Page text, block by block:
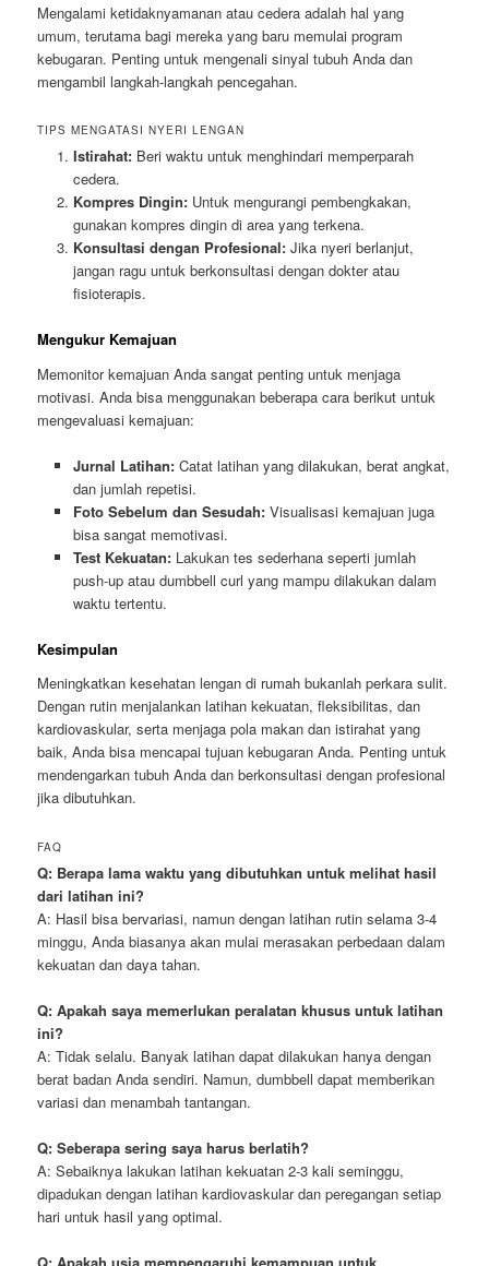
Mengalami ketidaknyamanan atau cedera adalah hal yang
umum, terutama bagi mereka yang baru memulai program
kebugaran. Penting untuk mengenali sinyal tubuh Anda dan
mengambil langkah-langkah pencegahan.
TIPS MENGATASI NYERI LENGAN
Istirahat:Beri waktu untuk menghindari memperparah
cedera.
Kompres Dingin:Untuk mengurangi pembengkakan,
gunakan kompres dingin di area yang terkena.
Konsultasi dengan Profesional:Jika nyeri berlanjut,
jangan ragu untuk berkonsultasi dengan dokter atau
fisioterapis.
Mengukur Kemajuan
Memonitor kemajuan Anda sangat penting untuk menjaga
motivasi. Anda bisa menggunakan beberapa cara berikut untuk
mengevaluasi kemajuan:
Jurnal Latihan:Catat latihan yang dilakukan, berat angkat,
dan jumlah repetisi.
Foto Sebelum dan Sesudah:Visualisasi kemajuan juga
bisa sangat memotivasi.
Test Kekuatan:Lakukan tes sederhana seperti jumlah
push-up atau dumbbell curl yang mampu dilakukan dalam
waktu tertentu.
Kesimpulan
Meningkatkan kesehatan lengan di rumah bukanlah perkara sulit.
Dengan rutin menjalankan latihan kekuatan, fleksibilitas, dan
kardiovaskular, serta menjaga pola makan dan istirahat yang
baik, Anda bisa mencapai tujuan kebugaran Anda. Penting untuk
mendengarkan tubuh Anda dan berkonsultasi dengan profesional
jika dibutuhkan.
FAQ
Q: Berapa lama waktu yang dibutuhkan untuk melihat hasil
dari latihan ini?
A: Hasil bisa bervariasi, namun dengan latihan rutin selama 3-4
minggu, Anda biasanya akan mulai merasakan perbedaan dalam
kekuatan dan daya tahan.
Q: Apakah saya memerlukan peralatan khusus untuk latihan
ini?
A: Tidak selalu. Banyak latihan dapat dilakukan hanya dengan
berat badan Anda sendiri. Namun, dumbbell dapat memberikan
variasi dan menambah tantangan.
Q: Seberapa sering saya harus berlatih?
A: Sebaiknya lakukan latihan kekuatan 2-3 kali seminggu,
dipadukan dengan latihan kardiovaskular dan peregangan setiap
hari untuk hasil yang optimal.